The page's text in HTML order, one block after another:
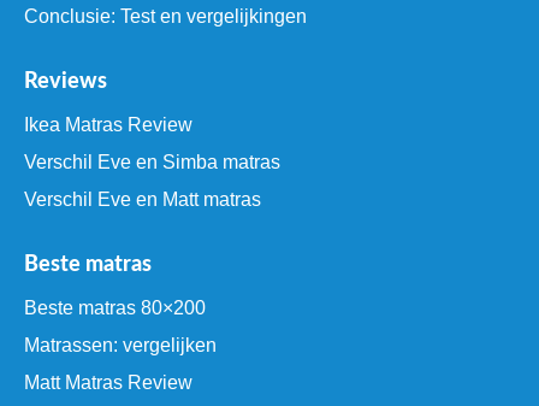
Conclusie: Test en vergelijkingen
Reviews
Ikea Matras Review
Verschil Eve en Simba matras
Verschil Eve en Matt matras
Beste matras
Beste matras 80×200
Matrassen: vergelijken
Matt Matras Review